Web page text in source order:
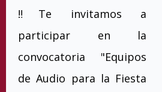
‼️Te invitamos a
participar en la
convocatoria "Equipos
de Audio para la Fiesta